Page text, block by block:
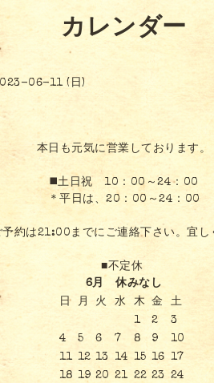
カレンダー
06-11 (日)
本日も元気に営業しております。
◼️土日祝 10：00～24：00
＊平日は、20：00～24：00
予約は21:00までにご連絡下さい。宜し
■不定休
6月 休みなし
日
月 火 水 木 金
土
1
2
3
4
5 6 7 8 9
10
11 12 13 14 15 16 17
18 19 20 21 22 23 24